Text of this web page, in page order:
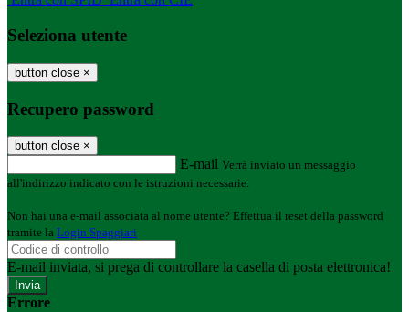
Seleziona utente
button close ×
Recupero password
button close ×
E-mail Verrà inviato un messaggio
all'indirizzo indicato con le istruzioni necessarie.
Non hai una e-mail associata al nome utente? Effettua il reset della password
tramite la Login Spaggiari
E-mail inviata, si prega di controllare la casella di posta elettronica!
Errore